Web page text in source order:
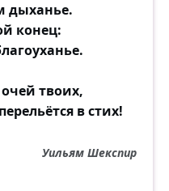
дыханье.
конец:
очей твоих,
в стих!
Уильям Шекспир